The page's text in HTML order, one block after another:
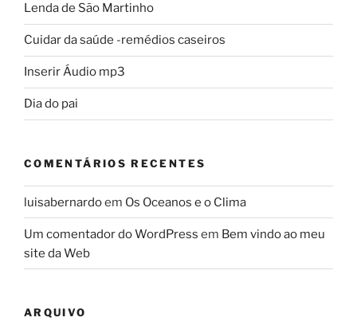
Lenda de São Martinho
Cuidar da saúde -remédios caseiros
Inserir Áudio mp3
Dia do pai
COMENTÁRIOS RECENTES
luisabernardoem Os Oceanos e o Clima
Um comentador do WordPress em Bem vindo ao meu
site da Web
ARQUIVO